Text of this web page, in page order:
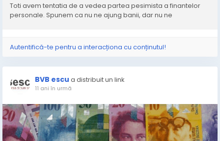
Toti avem tentatia de a vedea partea pesimista a finantelor
personale. Spunem ca nu ne ajung banii, dar nu ne
Autentifică-te pentru a interacționa cu conținutul!
BVB escu a distribuit un link
11 ani în urmă